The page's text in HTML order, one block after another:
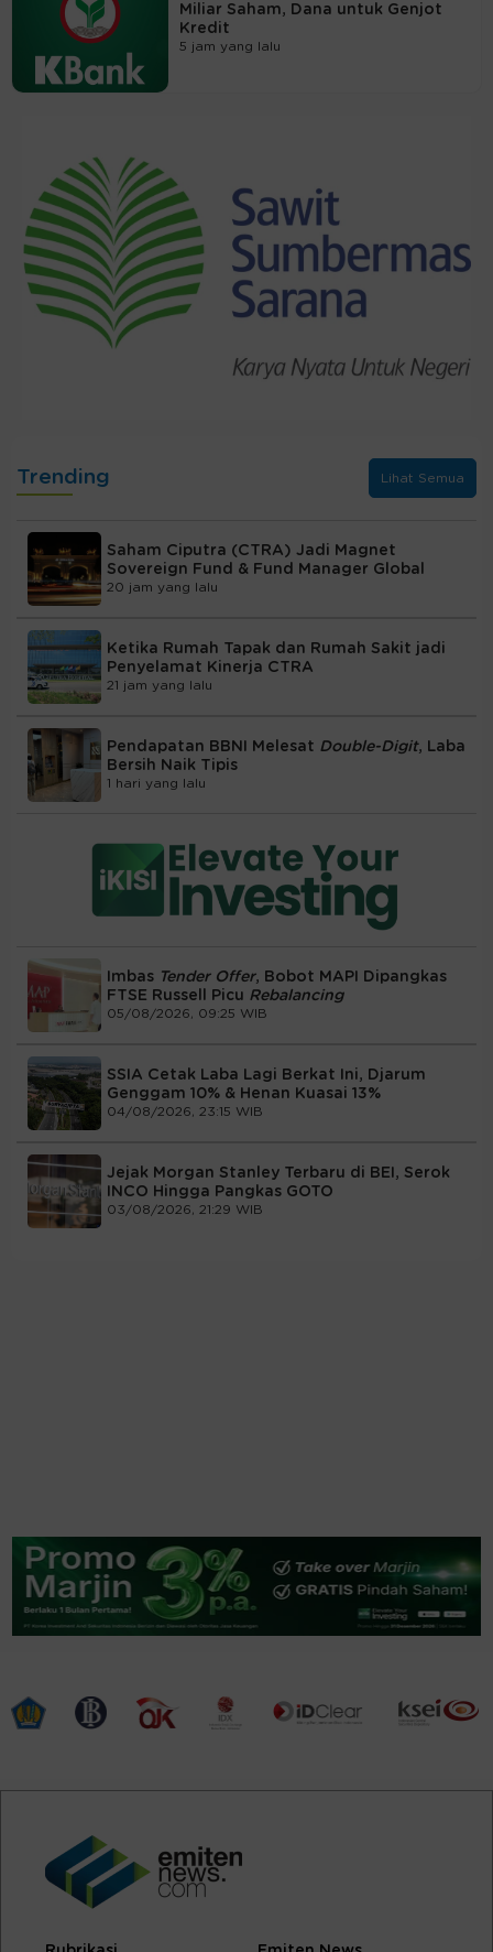
Miliar Saham, Dana untuk Genjot
Kredit
5 jam yang lalu
Trending Lihat Semua
Saham Ciputra (CTRA) Jadi Magnet
Sovereign Fund & Fund Manager Global
20 jam yang lalu
Ketika Rumah Tapak dan Rumah Sakit jadi
Penyelamat Kinerja CTRA
21 jam yang lalu
Pendapatan BBNI Melesat Double-Digit, Laba
Bersih Naik Tipis
1 hari yang lalu
Imbas Tender Offer, Bobot MAPI Dipangkas
FTSE Russell Picu Rebalancing
05/08/2026, 09:25 WIB
SSIA Cetak Laba Lagi Berkat Ini, Djarum
Genggam 10% & Henan Kuasai 13%
04/08/2026, 23:15 WIB
Jejak Morgan Stanley Terbaru di BEI, Serok
INCO Hingga Pangkas GOTO
03/08/2026, 21:29 WIB